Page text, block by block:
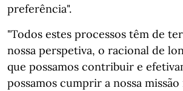
preferência".
"Todos estes processos têm de
nossa perspetiva, o racional de
que possamos contribuir e
possamos cumprir a nossa missão